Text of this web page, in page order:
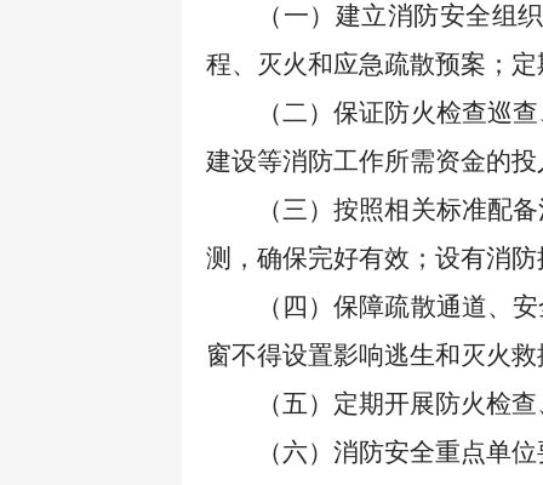
（一）建立消防安全组
程、灭火和应急疏散预案；
（二）保证防火检查巡
建设等消防工作所需资金的
（三）按照相关标准配
测，确保完好有效；设有消
（四）保障疏散通道、
窗不得设置影响逃生和灭火
（五）定期开展防火检
（六）消防安全重点单